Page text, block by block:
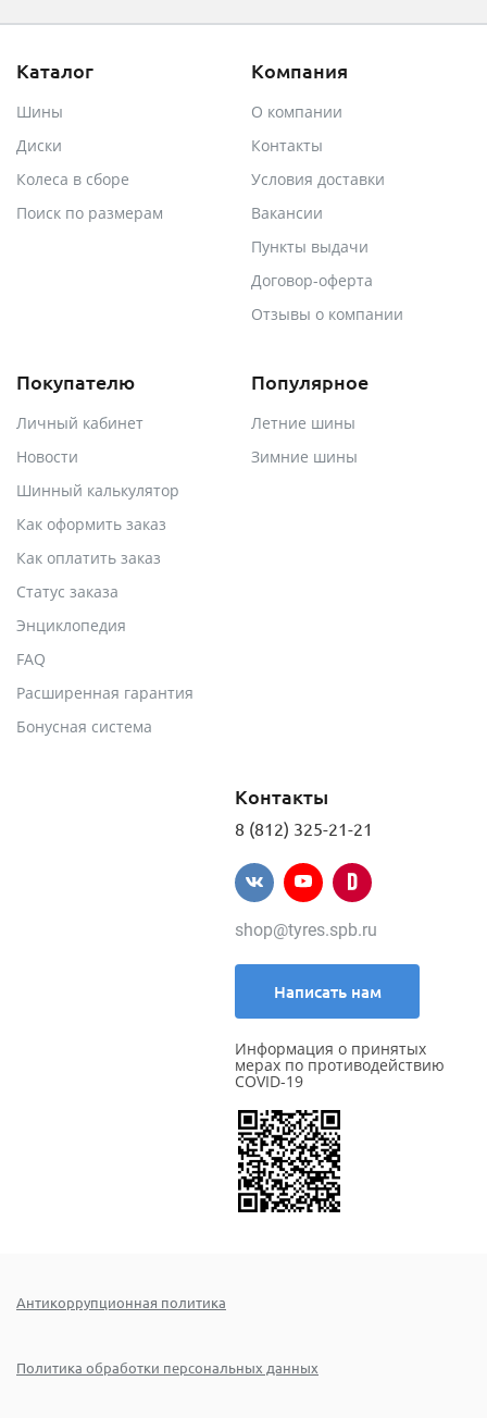
Каталог
Шины
Диски
Колеса в сборе
Поиск по размерам
Компания
О компании
Контакты
Условия доставки
Вакансии
Пункты выдачи
Договор-оферта
Отзывы о компании
Покупателю
Личный кабинет
Новости
Шинный калькулятор
Как оформить заказ
Как оплатить заказ
Статус заказа
Энциклопедия
FAQ
Расширенная гарантия
Бонусная система
Популярное
Летние шины
Зимние шины
Контакты
8 (812) 325-21-21
shop@tyres.spb.ru
Написать нам
Информация о принятых
мерах по противодействию
COVID-19
Антикоррупционная политика
Политика обработки персональных данных